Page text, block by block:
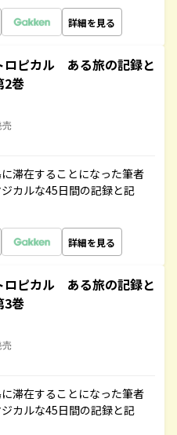
詳細を見る
ロピカル ある旅の記録と
巻
売
滞在することになった筆者
カルな45日間の記録と記
詳細を見る
ロピカル ある旅の記録と
巻
売
滞在することになった筆者
カルな45日間の記録と記